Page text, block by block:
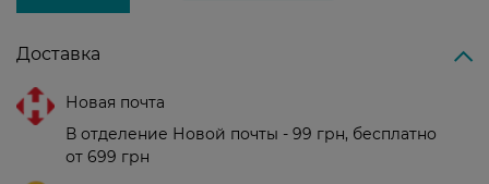
Доставка
Новая почта
В отделение Новой почты - 99 грн, бесплатно
от 699 грн